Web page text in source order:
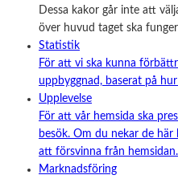
Dessa kakor går inte att
över huvud taget ska
Statistik
För att vi ska kunna
uppbyggnad, baserat på
Upplevelse
För att vår hemsida ska
besök. Om du nekar de
att försvinna från hemsidan.
Marknadsföring